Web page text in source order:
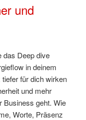
und
das Deep dive
in deinem
für dich wirken
und mehr
Business geht. Wie
Worte, Präsenz